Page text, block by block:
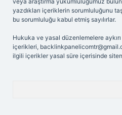
yazdıkları içeriklerin sorumluluğunu
bu sorumluluğu kabul etmiş sayılırlar.
Hukuka ve yasal düzenlemelere
içerikleri,
ilgili içerikler yasal süre içerisinde